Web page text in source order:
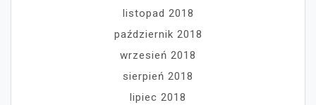
listopad 2018
październik 2018
wrzesień 2018
sierpień 2018
lipiec 2018